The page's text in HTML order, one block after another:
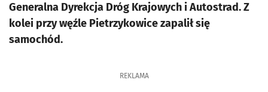
Generalna Dyrekcja Dróg Krajowych i Autostrad. Z
kolei przy węźle Pietrzykowice zapalił się
samochód.
REKLAMA